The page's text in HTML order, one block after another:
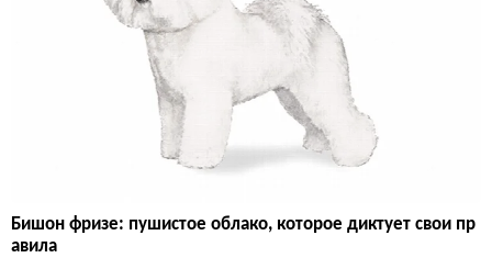
Бишон фризе: пушистое облако, которое диктует свои пр
авила